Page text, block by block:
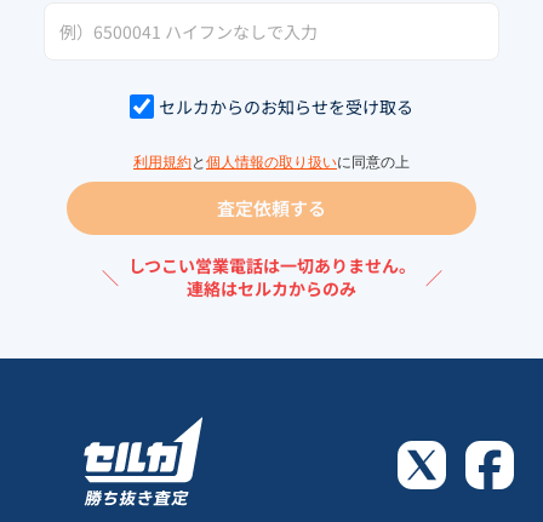
セルカからのお知らせを受け取る
利用規約と 個人情報の取り扱いに同意の上
査定依頼する
＼ しつこい営業電話は一切ありません。
連絡はセルカからのみ
／